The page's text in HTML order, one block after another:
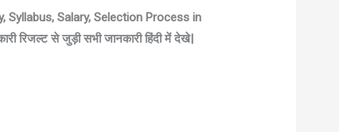
Syllabus, Salary, Selection Process in
रिजल्ट से जुड़ी सभी जानकारी हिंदी में देखे|